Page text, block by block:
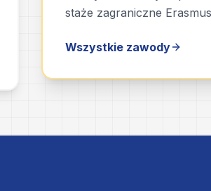
staże zagraniczne
Wszystkie zawody